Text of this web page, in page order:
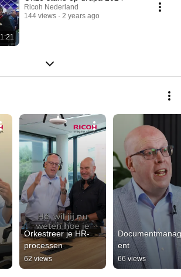
1:21
Ricoh Nederland
144 views
2 years ago
Orkestreer je HR-
processen
62 views
ent
66 views